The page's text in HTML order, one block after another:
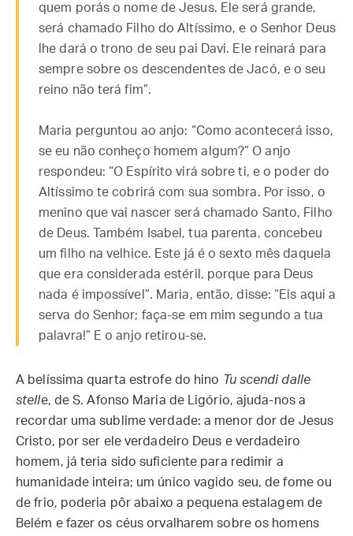
quem porás o nome de Jesus. Ele será grande,
será chamado Filho do Altíssimo, e o Senhor Deus
lhe dará o trono de seu pai Davi. Ele reinará para
sempre sobre os descendentes de Jacó, e o seu
reino não terá fim”.
Maria perguntou ao anjo: “Como acontecerá isso,
se eu não conheço homem algum?” O anjo
respondeu: “O Espírito virá sobre ti, e o poder do
Altíssimo te cobrirá com sua sombra. Por isso, o
menino que vai nascer será chamado Santo, Filho
de Deus. Também Isabel, tua parenta, concebeu
um filho na velhice. Este já é o sexto mês daquela
que era considerada estéril, porque para Deus
nada é impossível”. Maria, então, disse: “Eis aqui a
serva do Senhor; faça-se em mim segundo a tua
palavra!” E o anjo retirou-se.
A belíssima quarta estrofe do hino Tu scendi dalle
stelle, de S. Afonso Maria de Ligório, ajuda-nos a
recordar uma sublime verdade: a menor dor de Jesus
Cristo, por ser ele verdadeiro Deus e verdadeiro
homem, já teria sido suficiente para redimir a
humanidade inteira; um único vagido seu, de fome ou
de frio, poderia pôr abaixo a pequena estalagem de
Belém e fazer os céus orvalharem sobre os homens